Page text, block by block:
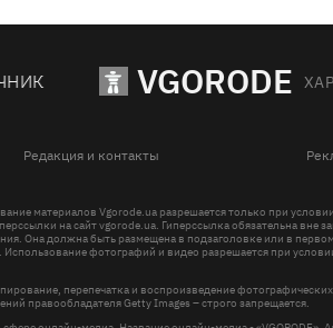
VGORODE
Редакция и контакты
материалов Vgorode.ua разрешается только при
на сайт vgorode.ua. Гиперссылка обязательна вне
Она должна быть размещена в подзаголовке или в
Использование фотографий и видео разрешается при
перепечатка и воспроизведение
правообладателя Getty Images – строго запрещается.